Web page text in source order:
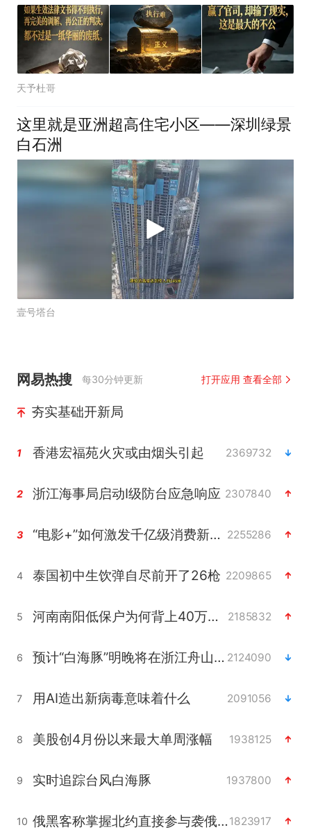
天予杜哥
这里就是亚洲超高住宅小区——深圳绿景
白石洲
壹号塔台
网易热搜 每30分钟更新 打开应用 查看全部
夯实基础开新局
1 香港宏福苑火灾或由烟头引起 2369732
2 浙江海事局启动Ⅰ级防台应急响应 2307840
3 “电影+”如何激发千亿级消费新活力？ 2255286
4 泰国初中生饮弹自尽前开了26枪 2209865
5 河南南阳低保户为何背上40万元贷款 2185832
6 预计“白海豚”明晚将在浙江舟山到福建福鼎一带沿海登陆 2124090
7 用AI造出新病毒意味着什么 2091056
8 美股创4月份以来最大单周涨幅 1938125
9 实时追踪台风白海豚 1937800
10 俄黑客称掌握北约直接参与袭俄证据1823917